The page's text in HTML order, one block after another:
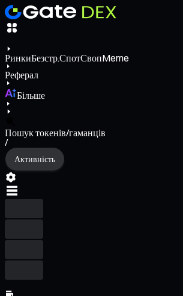
РинкиБезстр.СпотСвопMeme
Реферал
Більше
Пошук токенів/гаманців
/
Активність